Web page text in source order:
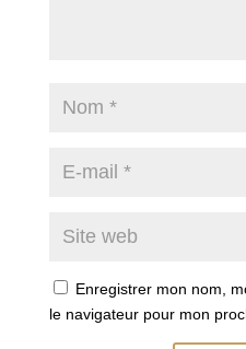
Enregistrer mon nom,
le navigateur pour mon